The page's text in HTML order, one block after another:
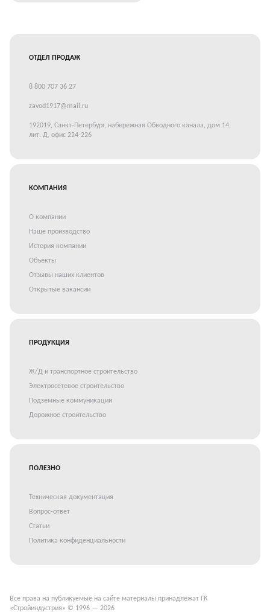
ОТДЕЛ ПРОДАЖ
8 800 707 36 27
zavod1917@mail.ru
192019, Санкт-Петербург, набережная Обводного канала, дом 14,
лит. Д, офис 224-226
КОМПАНИЯ
О компании
Наше производство
История компании
Объекты
Отзывы наших клиентов
Открытые вакансии
ПРОДУКЦИЯ
Ж/Д и транспортное строительство
Электросетевое строительство
Подземные коммуникации
Дорожное строительство
ПОЛЕЗНО
Техническая документация
Вопрос-ответ
Статьи
Политика конфиденциальности
Все права на публикуемые на сайте материалы принадлежат ГК
«Стройиндустрия» © 1996 — 2026